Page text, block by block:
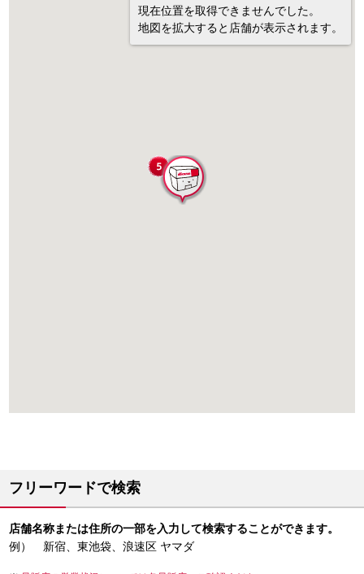
現在位置を取得できませんでした。
地図を拡大すると店舗が表示されます。
フリーワードで検索
店舗名称または住所の一部を入力して検索することができます。
例） 新宿、東池袋、浪速区 ヤマダ